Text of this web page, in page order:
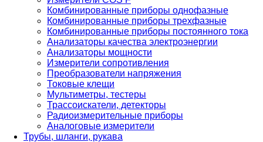
Комбинированные приборы однофазные
Комбинированные приборы трехфазные
Комбинированные приборы постоянного тока
Анализаторы качества электроэнергии
Анализаторы мощности
Измерители сопротивления
Преобразователи напряжения
Токовые клещи
Мультиметры, тестеры
Трассоискатели, детекторы
Радиоизмерительные приборы
Аналоговые измерители
Трубы, шланги, рукава